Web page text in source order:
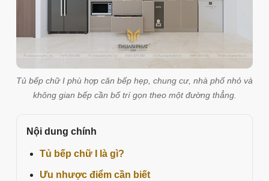
Tủ bếp chữ I phù hợp căn bếp hẹp, chung cư, nhà phố nhỏ và
không gian bếp cần bố trí gọn theo một đường thẳng.
Nội dung chính
Tủ bếp chữ I là gì?
Ưu nhược điểm cần biết